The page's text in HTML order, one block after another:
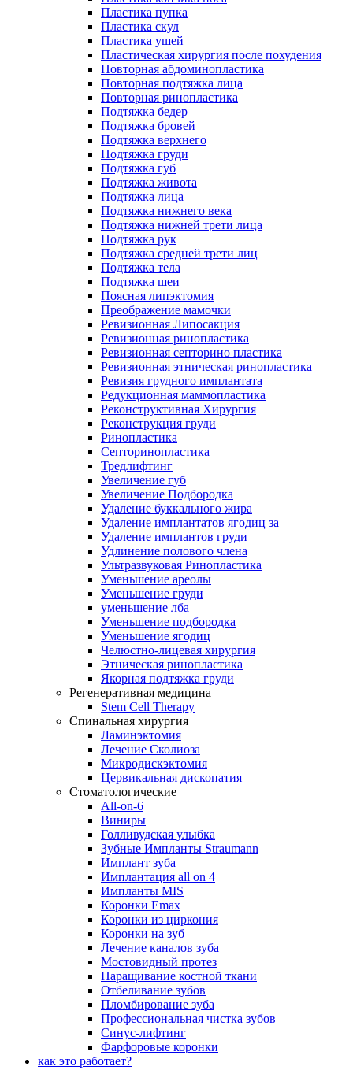
Пластика пупка
Пластика скул
Пластика ушей
Пластическая хирургия после похудения
Повторная абдоминопластика
Повторная подтяжка лица
Повторная ринопластика
Подтяжка бедер
Подтяжка бровей
Подтяжка верхнего
Подтяжка груди
Подтяжка губ
Подтяжка живота
Подтяжка лица
Подтяжка нижнего века
Подтяжка нижней трети лица
Подтяжка рук
Подтяжка средней трети лиц
Подтяжка тела
Подтяжка шеи
Поясная липэктомия
Преображение мамочки
Ревизионная Липосакция
Ревизионная ринопластика
Ревизионная септорино пластика
Ревизионная этническая ринопластика
Ревизия грудного имплантата
Редукционная маммопластика
Реконструктивная Хирургия
Реконструкция груди
Ринопластика
Септоринопластика
Тредлифтинг
Увеличение губ
Увеличение Подбородка
Удаление буккального жира
Удаление имплантатов ягодиц за
Удаление имплантов груди
Удлинение полового члена
Ультразвуковая Ринопластика
Уменьшение ареолы
Уменьшение груди
уменьшение лба
Уменьшение подбородка
Уменьшение ягодиц
Челюстно-лицевая хирургия
Этническая ринопластика
Якорная подтяжка груди
Регенеративная медицина
Stem Cell Therapy
Спинальная хирургия
Ламинэктомия
Лечение Сколиоза
Микродискэктомия
Цервикальная дископатия
Стоматологические
All-on-6
Виниры
Голливудская улыбка
Зубные Импланты Straumann
Имплант зуба
Имплантация all on 4
Импланты MIS
Коронки Emax
Коронки из циркония
Коронки на зуб
Лечение каналов зуба
Мостовидный протез
Наращивание костной ткани
Отбеливание зубов
Пломбирование зуба
Профессиональная чистка зубов
Синус-лифтинг
Фарфоровые коронки
как это работает?